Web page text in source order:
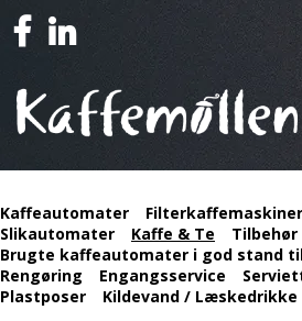
Kaffeautomater Filterkaffemaskiner
Slikautomater
Kaffe & Te
Tilbehør
Brugte kaffeautomater i god stand
Rengøring
Engangsservice
Plastposer
Kildevand / Læskedrikke